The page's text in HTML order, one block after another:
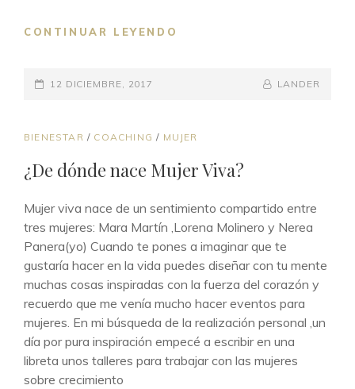
CONTINUAR LEYENDO
PUBLICADO
12 DICIEMBRE, 2017
BY
BYLINE
LANDER
ENLACES
CATEGORÍAS
BIENESTAR / COACHING / MUJER
¿De dónde nace Mujer Viva?
Mujer viva nace de un sentimiento compartido entre
tres mujeres: Mara Martín ,Lorena Molinero y Nerea
Panera(yo) Cuando te pones a imaginar que te
gustaría hacer en la vida puedes diseñar con tu mente
muchas cosas inspiradas con la fuerza del corazón y
recuerdo que me venía mucho hacer eventos para
mujeres. En mi búsqueda de la realización personal ,un
día por pura inspiración empecé a escribir en una
libreta unos talleres para trabajar con las mujeres
sobre crecimiento